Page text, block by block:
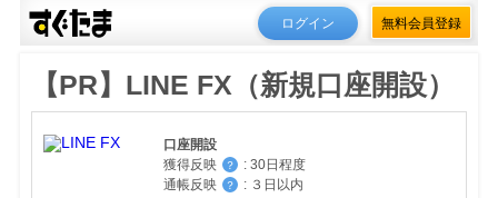
ログイン 無料会員登録
【PR】LINE FX（新規口座開設）
口座開設
獲得反映
？ : 30日程度
通帳反映
？ : ３日以内